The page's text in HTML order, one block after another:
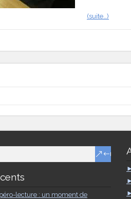
(suite…)
lecture : un moment de
►
►
►